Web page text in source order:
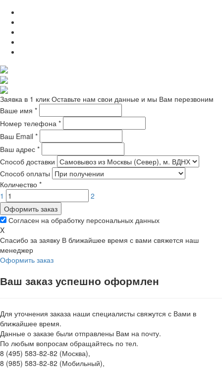
Заявка в 1 клик Оставьте нам свои данные и мы Вам перезвоним
Ваше имя *
Номер телефона *
Ваш Email *
Ваш адрес *
Способ доставки
Способ оплаты
Количество *
1
2
Оформить заказ
Согласен на обработку персональных данных
X
Спасибо за заявку В ближайшее время с вами свяжется наш
менеджер
Оформить заказ
Ваш заказ успешно оформлен
Для уточнения заказа наши специалисты свяжутся с Вами в
ближайшее время.
Данные о заказе были отправлены Вам на почту.
По любым вопросам обращайтесь по тел.
8 (495) 583-82-82 (Москва),
8 (985) 583-82-82 (Мобильный),